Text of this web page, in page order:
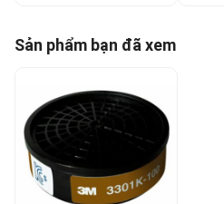
Sản phẩm bạn đã xem